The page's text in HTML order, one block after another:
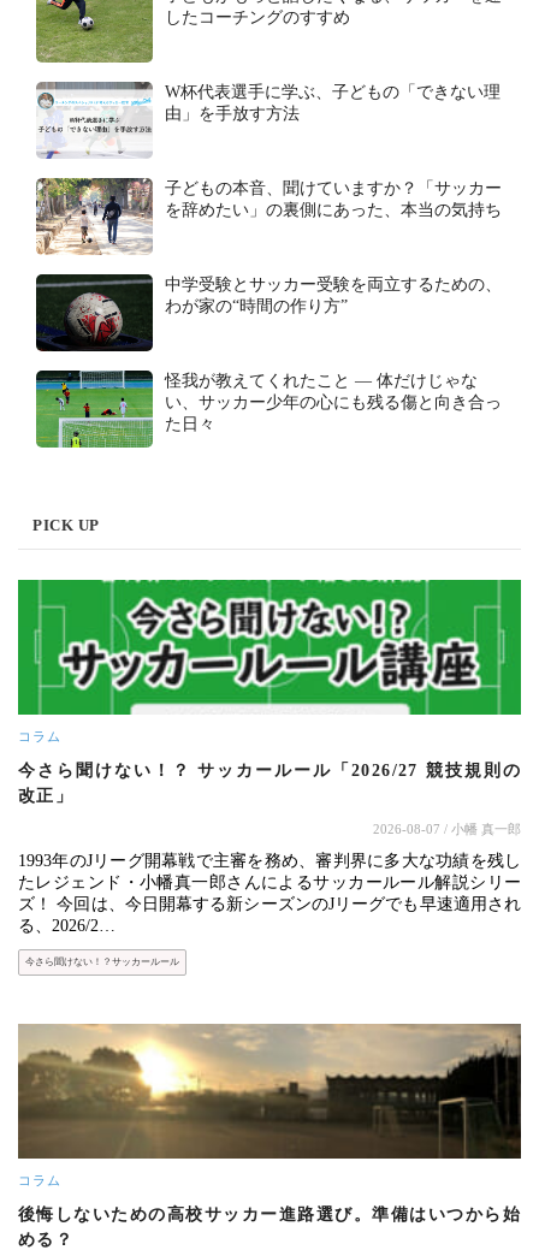
したコーチングのすすめ
W杯代表選手に学ぶ、子どもの「できない理
由」を手放す方法
子どもの本音、聞けていますか？「サッカー
を辞めたい」の裏側にあった、本当の気持ち
中学受験とサッカー受験を両立するための、
わが家の“時間の作り方”
怪我が教えてくれたこと ― 体だけじゃな
い、サッカー少年の心にも残る傷と向き合っ
た日々
PICK UP
コラム
今さら聞けない！？ サッカールール「2026/27 競技規則の
改正」
2026-08-07 / 小幡 真一郎
1993年のJリーグ開幕戦で主審を務め、審判界に多大な功績を残し
たレジェンド・小幡真一郎さんによるサッカールール解説シリー
ズ！ 今回は、今日開幕する新シーズンのJリーグでも早速適用され
る、2026/2…
今さら聞けない！？サッカールール
コラム
後悔しないための高校サッカー進路選び。準備はいつから始
める？